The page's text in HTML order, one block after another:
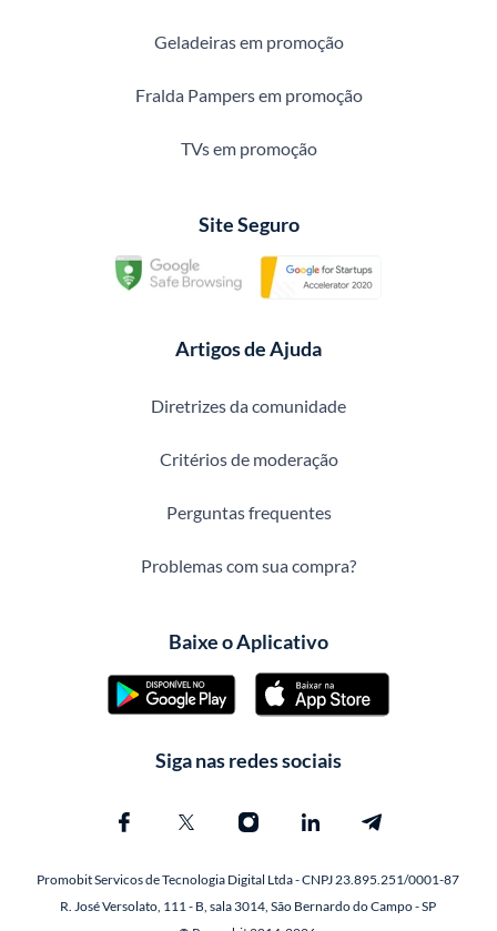
Geladeiras em promoção
Fralda Pampers em promoção
TVs em promoção
Site Seguro
Artigos de Ajuda
Diretrizes da comunidade
Critérios de moderação
Perguntas frequentes
Problemas com sua compra?
Baixe o Aplicativo
Siga nas redes sociais
Promobit Servicos de Tecnologia Digital Ltda - CNPJ 23.895.251/0001-87
R. José Versolato, 111 - B, sala 3014, São Bernardo do Campo - SP